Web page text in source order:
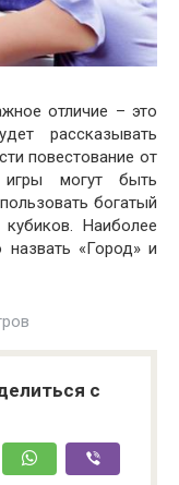
отличие – это
рассказывать
повестование от
могут быть
богатый
Наиболее
«Город» и
с